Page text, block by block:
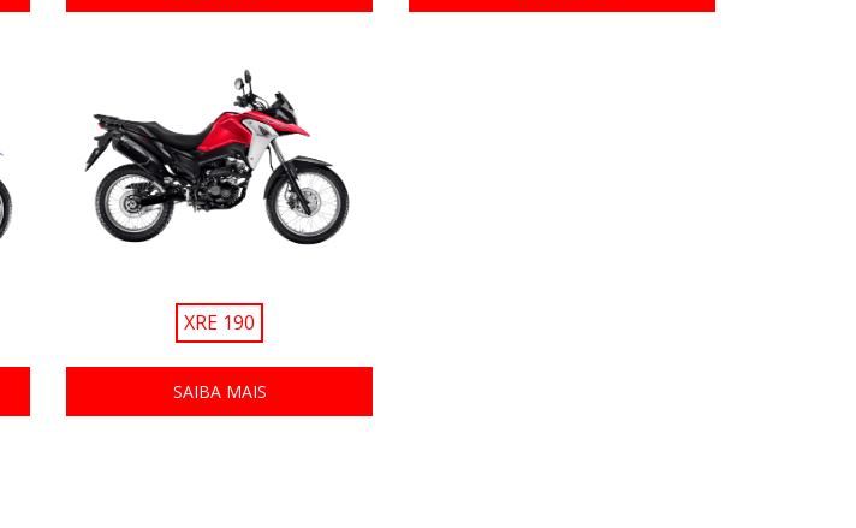
XRE 190
SAIBA MAIS